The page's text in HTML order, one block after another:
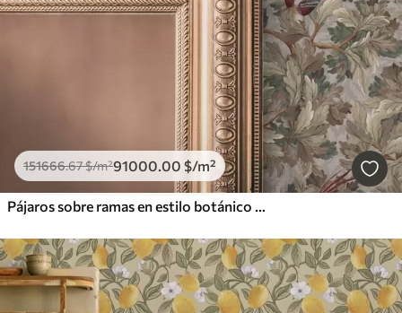
151666.67$/m²91000.00 $/m²
Pájaros sobre ramas en estilo botánico vintage